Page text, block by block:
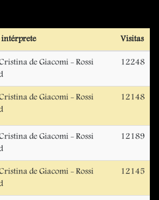
Visitas
de Giacomi - Rossi
12248
de Giacomi - Rossi
12148
de Giacomi - Rossi
12189
de Giacomi - Rossi
12145